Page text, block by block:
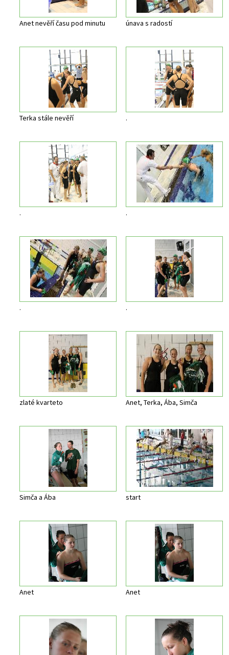
Anet nevěří času pod minutu únava s radostí
Terka stále nevěří .
. .
. .
zlaté kvarteto Anet, Terka, Ába, Simča
Simča a Ába start
Anet Anet